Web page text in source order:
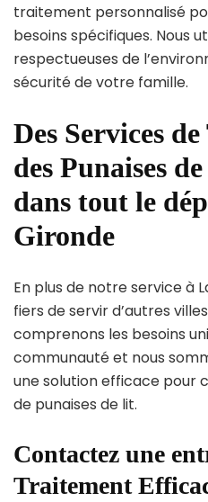
traitement personnalisé
besoins spécifiques. Nous
respectueuses de
sécurité de votre famille.
Des Services
des Punaises
dans tout le
Gironde
En plus de notre service à
fiers de servir d’autres
comprenons les besoins
communauté et nous
une solution efficace pour
de punaises de lit.
Contactez une
Traitement